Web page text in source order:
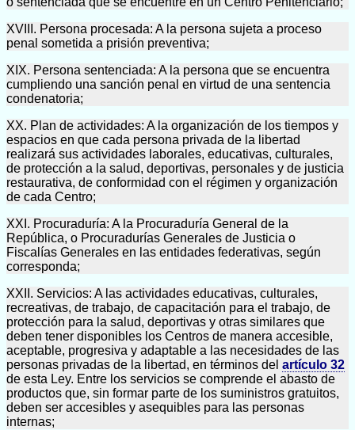
XVIII. Persona procesada: A la persona sujeta a proceso
penal sometida a prisión preventiva;
XIX. Persona sentenciada: A la persona que se encuentra
cumpliendo una sanción penal en virtud de una sentencia
condenatoria;
XX. Plan de actividades: A la organización de los tiempos y
espacios en que cada persona privada de la libertad
realizará sus actividades laborales, educativas, culturales,
de protección a la salud, deportivas, personales y de justicia
restaurativa, de conformidad con el régimen y organización
de cada Centro;
XXI. Procuraduría: A la Procuraduría General de la
República, o Procuradurías Generales de Justicia o
Fiscalías Generales en las entidades federativas, según
corresponda;
XXII. Servicios: A las actividades educativas, culturales,
recreativas, de trabajo, de capacitación para el trabajo, de
protección para la salud, deportivas y otras similares que
deben tener disponibles los Centros de manera accesible,
aceptable, progresiva y adaptable a las necesidades de las
personas privadas de la libertad, en términos del artículo 32
de esta Ley. Entre los servicios se comprende el abasto de
productos que, sin formar parte de los suministros gratuitos,
deben ser accesibles y asequibles para las personas
internas;